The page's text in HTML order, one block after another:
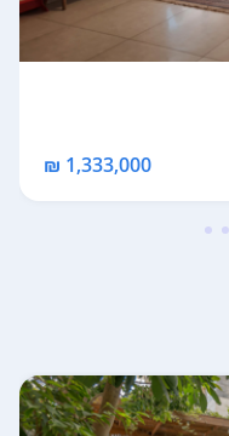
1,333,000 ₪